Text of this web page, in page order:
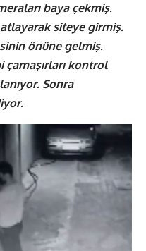
baya çekmiş.
atlayarak siteye girmiş.
önüne gelmiş.
çamaşırları kontrol
Sonra